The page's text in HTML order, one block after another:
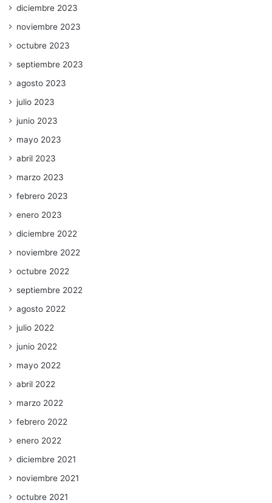
diciembre 2023
noviembre 2023
octubre 2023
septiembre 2023
agosto 2023
julio 2023
junio 2023
mayo 2023
abril 2023
marzo 2023
febrero 2023
enero 2023
diciembre 2022
noviembre 2022
octubre 2022
septiembre 2022
agosto 2022
julio 2022
junio 2022
mayo 2022
abril 2022
marzo 2022
febrero 2022
enero 2022
diciembre 2021
noviembre 2021
octubre 2021